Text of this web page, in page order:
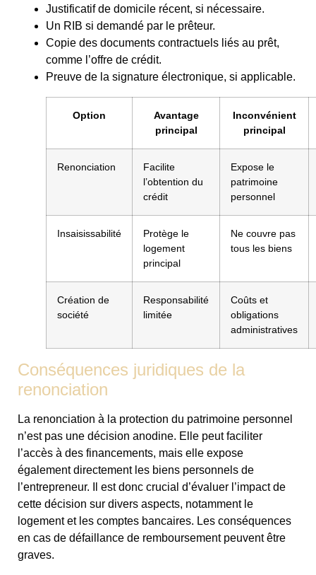
Justificatif de domicile récent, si nécessaire.
Un RIB si demandé par le prêteur.
Copie des documents contractuels liés au prêt,
comme l’offre de crédit.
Preuve de la signature électronique, si applicable.
Option
Avantage
principal
Inconvénient
principal
Renonciation
Facilite
l’obtention du
crédit
Expose le
patrimoine
personnel
Insaisissabilité
Protège le
logement
principal
Ne couvre pas
tous les biens
Création de
société
Responsabilité
limitée
Coûts et
obligations
administratives
Conséquences juridiques de la
renonciation
La renonciation à la protection du patrimoine personnel
n’est pas une décision anodine. Elle peut faciliter
l’accès à des financements, mais elle expose
également directement les biens personnels de
l’entrepreneur. Il est donc crucial d’évaluer l’impact de
cette décision sur divers aspects, notamment le
logement et les comptes bancaires. Les conséquences
en cas de défaillance de remboursement peuvent être
graves.